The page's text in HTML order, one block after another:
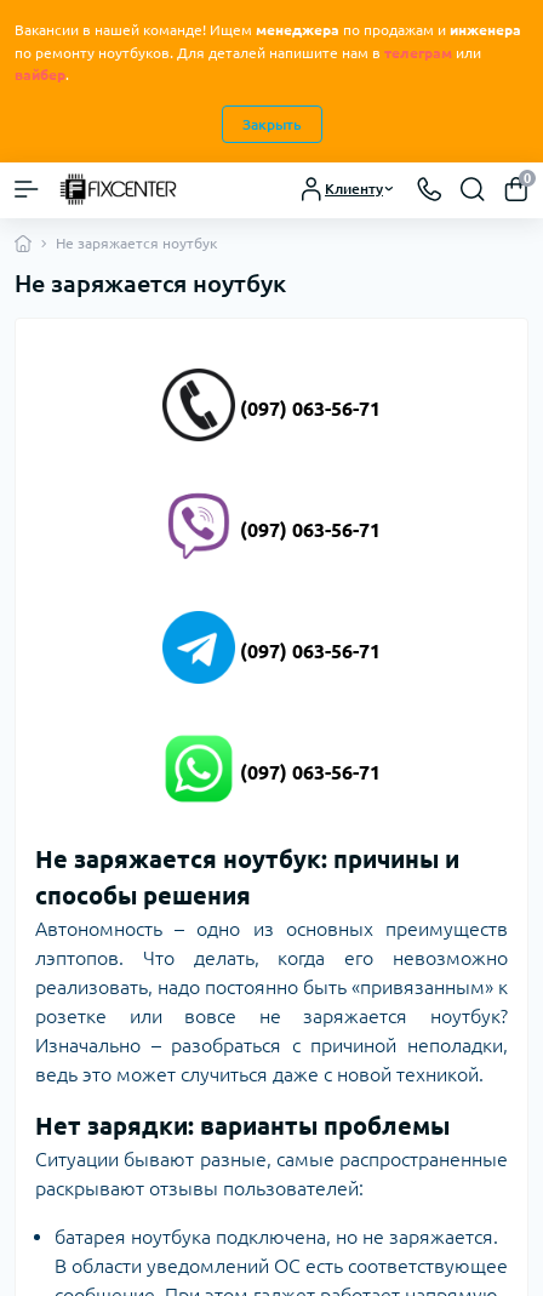
Вакансии в нашей команде! Ищем менеджера по продажам и инженера
по ремонту ноутбуков. Для деталей напишите нам в телеграм или
вайбер.
Закрыть
Клиенту
0
Не заряжается ноутбук
Не заряжается ноутбук
(097) 063-56-71
(097) 063-56-71
(097) 063-56-71
(097) 063-56-71
Не заряжается ноутбук: причины и
способы решения
Автономность – одно из основных преимуществ
лэптопов. Что делать, когда его невозможно
реализовать, надо постоянно быть «привязанным» к
розетке или вовсе не заряжается ноутбук?
Изначально – разобраться с причиной неполадки,
ведь это может случиться даже с новой техникой.
Нет зарядки: варианты проблемы
Ситуации бывают разные, самые распространенные
раскрывают отзывы пользователей:
батарея ноутбука подключена, но не заряжается.
В области уведомлений ОС есть соответствующее